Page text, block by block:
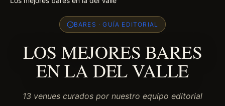
BARES · GUÍA EDITORIAL
LOS MEJORES BARES
EN LA DEL VALLE
13 venues curados por nuestro equipo editorial